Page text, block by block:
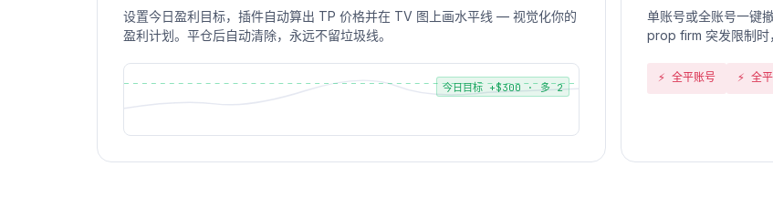
设置今日盈利目标，插件自动算出 TP 价格并在 TV 图上画水平线 — 视觉化你的
盈利计划。平仓后自动清除，永远不留垃圾线。
今日目标 +$300 · 多 2
单账号或全账号一键
prop firm 突发限制时
⚡ 全平账号 ⚡ 全